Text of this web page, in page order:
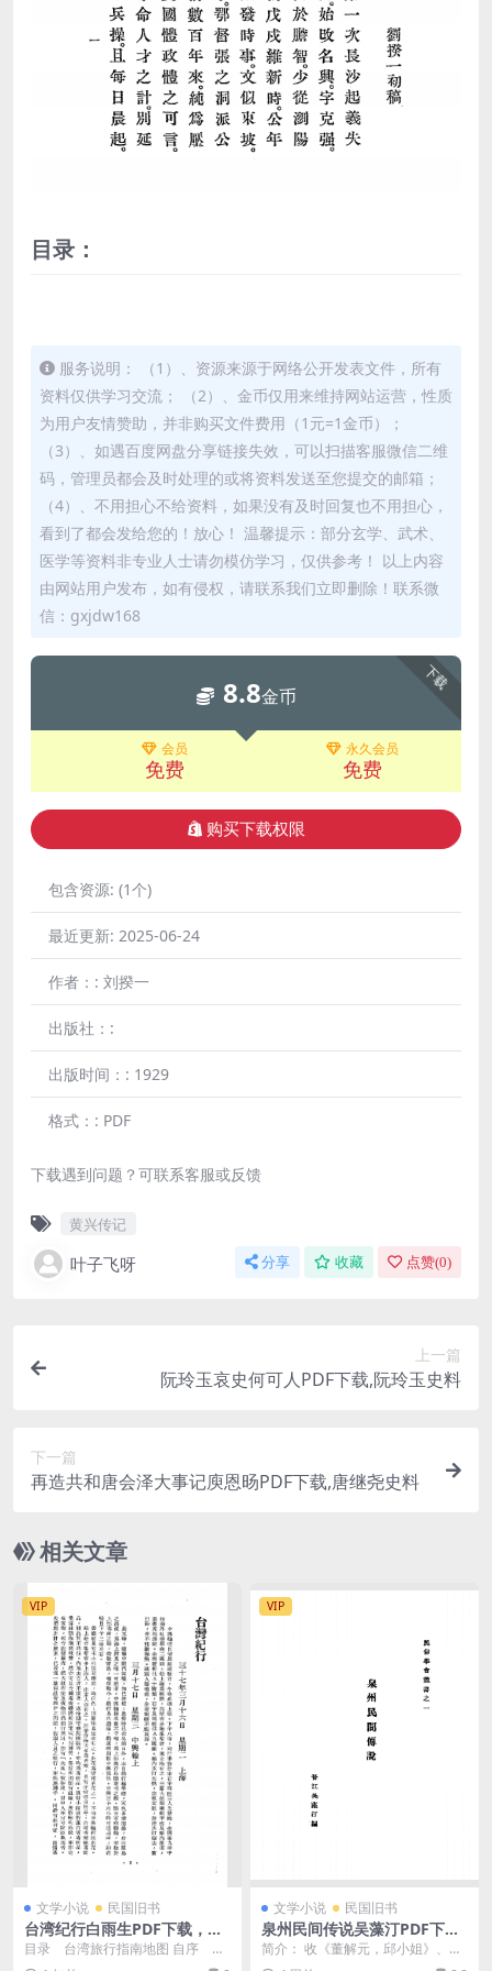
目录：
服务说明： （1）、资源来源于网络公开发表文件，所有
资料仅供学习交流； （2）、金币仅用来维持网站运营，性质
为用户友情赞助，并非购买文件费用（1元=1金币）；
（3）、如遇百度网盘分享链接失效，可以扫描客服微信二维
码，管理员都会及时处理的或将资料发送至您提交的邮箱；
（4）、不用担心不给资料，如果没有及时回复也不用担心，
看到了都会发给您的！放心！ 温馨提示：部分玄学、武术、
医学等资料非专业人士请勿模仿学习，仅供参考！ 以上内容
由网站用户发布，如有侵权，请联系我们立即删除！联系微
信：gxjdw168
下载
8.8金币
会员
免费
永久会员
免费
购买下载权限
包含资源: (1个)
最近更新: 2025-06-24
作者：: 刘揆一
出版社：:
出版时间：: 1929
格式：: PDF
下载遇到问题？可联系客服或反馈
黄兴传记
叶子飞呀 分享 收藏 点赞(0)
上一篇
阮玲玉哀史何可人PDF下载,阮玲玉史料
下一篇
再造共和唐会泽大事记庾恩旸PDF下载,唐继尧史料
相关文章
VIP
文学小说 民国旧书
台湾纪行白雨生PDF下载，民
国台湾游记
目录 台湾旅行指南地图 自序 旅
台日记 卅七年三月十六日 上海...
VIP
文学小说 民国旧书
泉州民间传说吴藻汀PDF下载,
民国泉州民俗文化故事
简介： 收《董解元，邱小姐》、
《秦钟震》、《李相国被诬的故